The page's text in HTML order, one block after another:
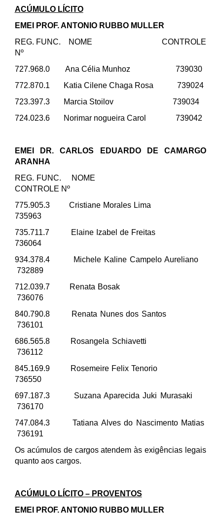
ACÚMULO LÍCITO
EMEI PROF. ANTONIO RUBBO MULLER
REG. FUNC. NOME CONTROLE
Nº
727.968.0 Ana Célia Munhoz 739030
772.870.1 Katia Cilene Chaga Rosa 739024
723.397.3 Marcia Stoilov 739034
724.023.6 Norimar nogueira Carol 739042
EMEI DR. CARLOS EDUARDO DE CAMARGO
ARANHA
REG. FUNC. NOME
CONTROLE Nº
775.905.3 Cristiane Morales Lima
735963
735.711.7 Elaine Izabel de Freitas
736064
934.378.4 Michele Kaline Campelo Aureliano
732889
712.039.7 Renata Bosak
736076
840.790.8 Renata Nunes dos Santos
736101
686.565.8 Rosangela Schiavetti
736112
845.169.9 Rosemeire Felix Tenorio
736550
697.187.3 Suzana Aparecida Juki Murasaki
736170
747.084.3 Tatiana Alves do Nascimento Matias
736191
Os acúmulos de cargos atendem às exigências legais
quanto aos cargos.
ACÚMULO LÍCITO – PROVENTOS
EMEI PROF. ANTONIO RUBBO MULLER